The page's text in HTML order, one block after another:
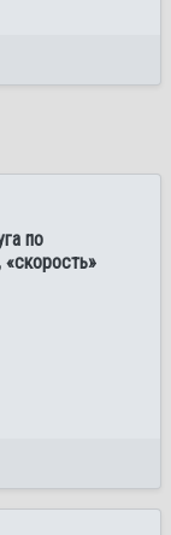
по
«скорость»